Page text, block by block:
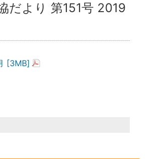
だより 第151号 2019
[3MB]